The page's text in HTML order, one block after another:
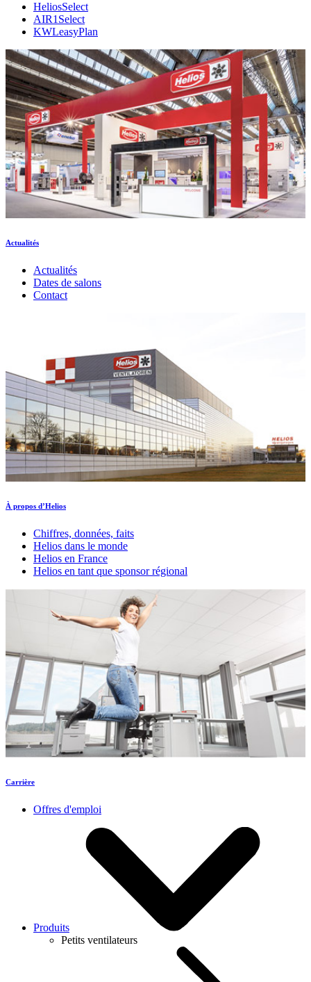
HeliosSelect
AIR1Select
KWLeasyPlan
Actualités
Actualités
Dates de salons
Contact
À propos d’Helios
Chiffres, données, faits
Helios dans le monde
Helios en France
Helios en tant que sponsor régional
Carrière
Offres d'emploi
Produits
Petits ventilateurs